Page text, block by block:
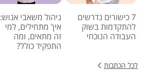
7 כישורים נדרשים
להתקדמות בשוק
העבודה הנוכחי
ניהול משאבי אנוש:
איך מתחילים, למי
זה מתאים, ומה
התפקיד כולל?
לכל הכתבות